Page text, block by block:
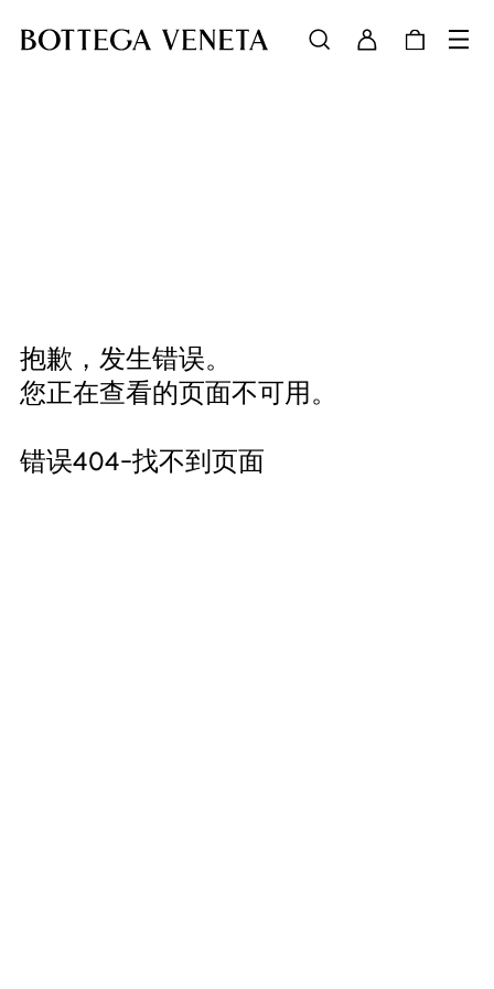
抱歉，发生错误。
您正在查看的页面不可用。
错误404-找不到页面